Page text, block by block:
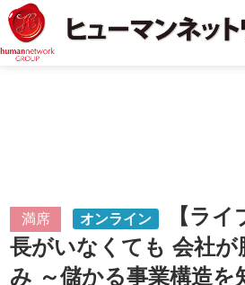
満席 オンライン
【ライ
長がいなくても 会社が
み ～儲かる事業構造を